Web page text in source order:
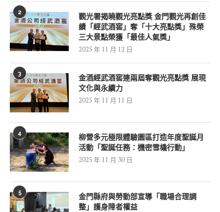
2
觀光署揭曉觀光亮點獎 金門觀光再創佳
績「經武酒窖」奪「十大亮點獎」殊榮
三大景點榮獲「最佳人氣獎」
2025 年 11 月 12 日
3
金酒經武酒窖連兩屆奪觀光亮點獎 展現
文化與永續力
2025 年 11 月 11 日
4
柳營多元極限體驗園區打造年度聖誕月
活動「聖誕任務：機密雪橇行動」
2025 年 11 月 30 日
5
金門縣府與勞動部宣導「職場合理調
整」護身障者權益